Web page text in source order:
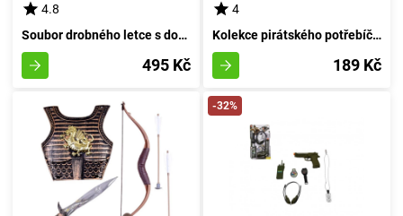
4.8
Soubor drobného letce s doplňky
495 Kč
4
Kolekce pirátského potřebíčku pro nejmenšího dobrodruha
189 Kč
-32%